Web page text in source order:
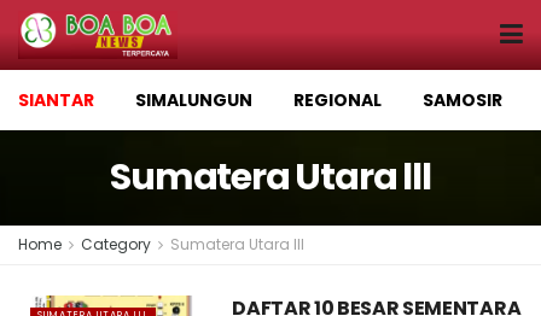
SIANTAR SIMALUNGUN REGIONAL SAMOSIR
Sumatera Utara lll
Home Category Sumatera Utara lll
DAFTAR 10 BESAR SEMENTARA